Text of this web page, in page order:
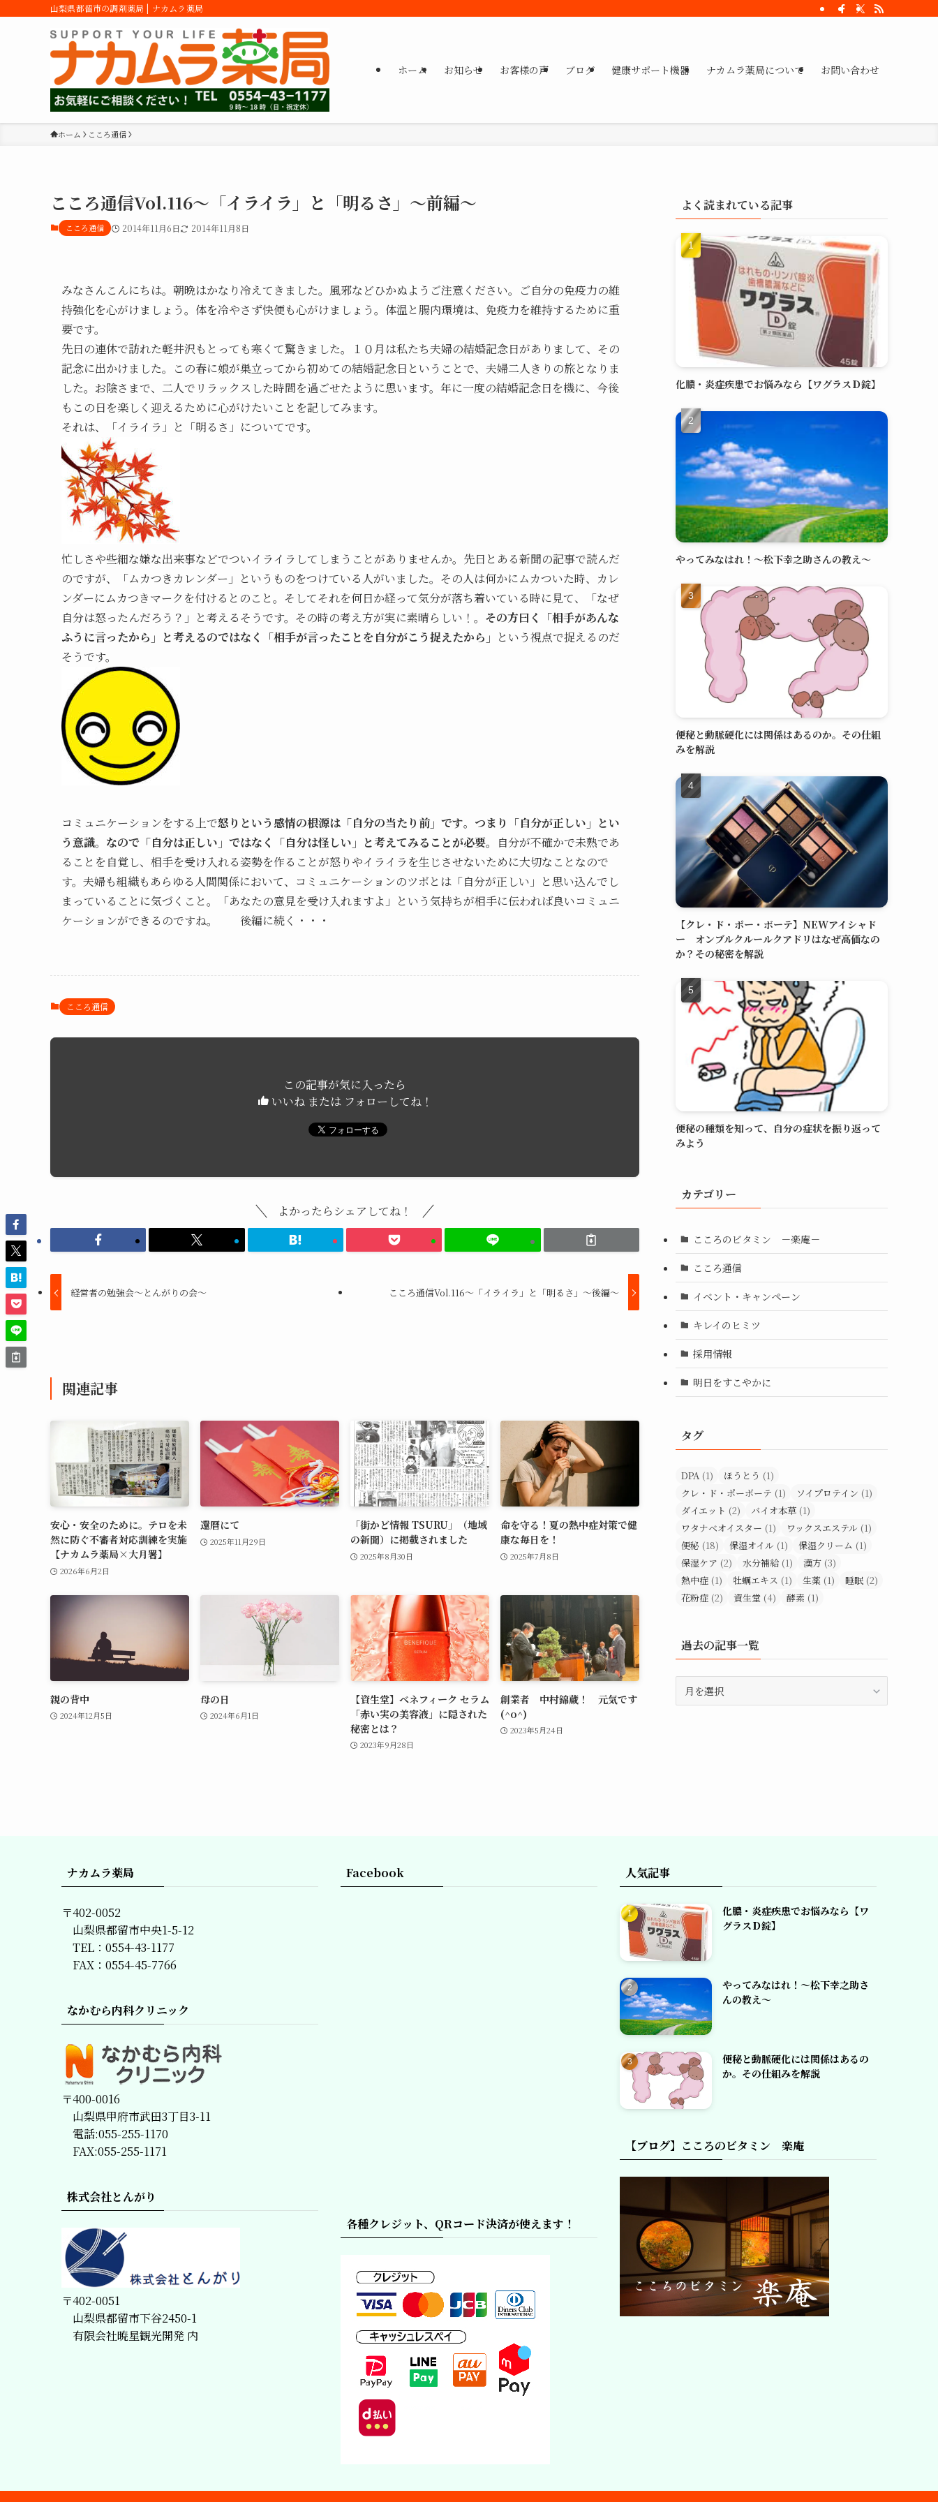
山梨県都留市の調剤薬局 | ナカムラ薬局
ホーム お知らせ お客様の声 ブログ 健康サポート機器 ナカムラ薬局について お問い合わせ
ホーム こころ通信
こころ通信Vol.116～「イライラ」と「明るさ」～前編～
こころ通信 2014年11月6日 2014年11月8日
みなさんこんにちは。朝晩はかなり冷えてきました。風邪などひかぬようご注意ください。ご自分の免疫力の維
持強化を心がけましょう。体を冷やさず快便も心がけましょう。体温と腸内環境は、免疫力を維持するために重
要です。
先日の連休で訪れた軽井沢もとっても寒くて驚きました。１０月は私たち夫婦の結婚記念日がありまして、その
記念に出かけました。この春に娘が巣立ってから初めての結婚記念日ということで、夫婦二人きりの旅となりま
した。お陰さまで、二人でリラックスした時間を過ごせたように思います。年に一度の結婚記念日を機に、今後
もこの日を楽しく迎えるために心がけたいことを記してみます。
それは、「イライラ」と「明るさ」についてです。
忙しさや些細な嫌な出来事などでついイライラしてしまうことがありませんか。先日とある新聞の記事で読んだ
のですが、「ムカつきカレンダー」というものをつけている人がいました。その人は何かにムカついた時、カレ
ンダーにムカつきマークを付けるとのこと。そしてそれを何日か経って気分が落ち着いている時に見て、「なぜ
自分は怒ったんだろう？」と考えるそうです。その時の考え方が実に素晴らしい！。 その方曰く「相手があんな
ふうに言ったから」と考えるのではなく「相手が言ったことを自分がこう捉えたから」 という視点で捉えるのだ
そうです。
コミュニケーションをする上で怒りという感情の根源は「自分の当たり前」です。 つまり「自分が正しい」とい
う意識。 なので「自分は正しい」ではなく「自分は怪しい」と考えてみることが必要。
自分が不確かで未熟であ
ることを自覚し、相手を受け入れる姿勢を作ることが怒りやイライラを生じさせないために大切なことなので
す。夫婦も組織もあらゆる人間関係において、コミュニケーションのツボとは「自分が正しい」と思い込んでし
まっていることに気づくこと。「あなたの意見を受け入れますよ」という気持ちが相手に伝われば良いコミュニ
ケーションができるのですね。 後編に続く・・・
こころ通信
この記事が気に入ったら
いいね または フォローしてね！
よかったらシェアしてね！
経営者の勉強会～とんがりの会～ こころ通信Vol.116～「イライラ」と「明るさ」～後編～
関連記事
安心・安全のために。テロを未
然に防ぐ不審者対応訓練を実施
【ナカムラ薬局×大月署】
2026年6月2日
還暦にて
2025年11月29日
「街かど情報 TSURU」（地域
の新聞）に掲載されました
2025年8月30日
命を守る！夏の熱中症対策で健
康な毎日を！
2025年7月8日
親の背中
2024年12月5日
母の日
2024年6月1日
【資生堂】ベネフィーク セラム
「赤い実の美容液」に隠された
秘密とは？
2023年9月28日
創業者 中村錦蔵！ 元気です
(^o^)
2023年5月24日
よく読まれている記事
化膿・炎症疾患でお悩みなら【ワグラスＤ錠】
やってみなはれ！～松下幸之助さんの教え～
便秘と動脈硬化には関係はあるのか。その仕組
みを解説
【クレ・ド・ポー・ボーテ】NEWアイシャド
ー オンブルクルールクアドリはなぜ高価なの
か？その秘密を解説
便秘の種類を知って、自分の症状を振り返って
みよう
カテゴリー
こころのビタミン －楽庵－
こころ通信
イベント・キャンペーン
キレイのヒミツ
採用情報
明日をすこやかに
タグ
DPA (1) ほうとう (1)
クレ・ド・ポーボーテ (1) ソイプロテイン (1)
ダイエット (2) バイオ本草 (1)
ワタナベオイスター (1) ワックスエステル (1)
便秘 (18) 保湿オイル (1) 保湿クリーム (1)
保湿ケア (2) 水分補給 (1) 漢方 (3)
熱中症 (1) 牡蠣エキス (1) 生薬 (1) 睡眠 (2)
花粉症 (2) 資生堂 (4) 酵素 (1)
過去の記事一覧
ナカムラ薬局
〒402-0052
山梨県都留市中央1-5-12
TEL：0554-43-1177
FAX：0554-45-7766
なかむら内科クリニック
〒400-0016
山梨県甲府市武田3丁目3-11
電話:055-255-1170
FAX:055-255-1171
株式会社とんがり
〒402-0051
山梨県都留市下谷2450-1
有限会社暁星観光開発 内
Facebook
各種クレジット、QRコード決済が使えます！
人気記事
化膿・炎症疾患でお悩みなら【ワ
グラスＤ錠】
やってみなはれ！～松下幸之助さ
んの教え～
便秘と動脈硬化には関係はあるの
か。その仕組みを解説
【ブログ】こころのビタミン 楽庵